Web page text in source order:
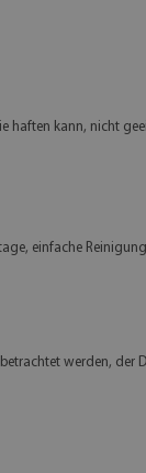
haften kann, nicht
einfache
werden, der